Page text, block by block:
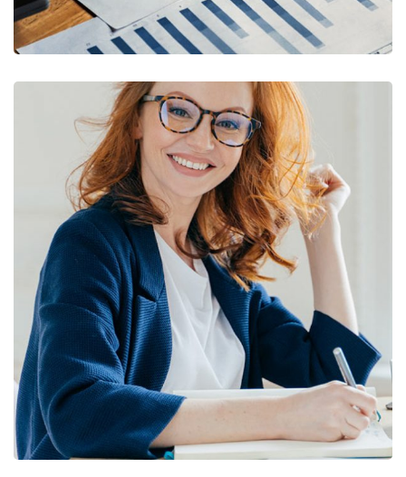
Financial Statements
BUSINESS FINANCE